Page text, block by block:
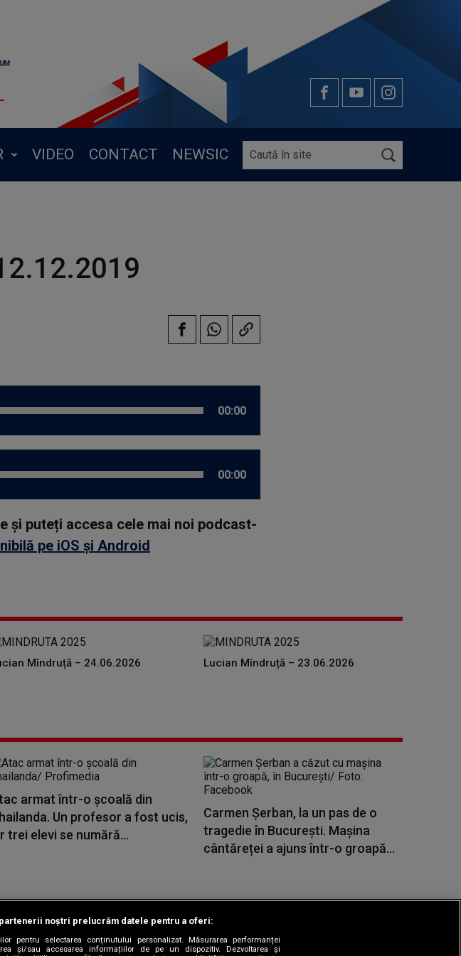
VIDEO CONTACT NEWSIC
00:00
00:00
și puteți accesa cele mai noi podcast-
pe iOS și Android
Mîndruță – 24.06.2026 Lucian Mîndruță – 23.06.2026
armat într-o școală din
Un profesor a fost ucis,
trei elevi se numără...
Carmen Șerban, la un pas de o
tragedie în București. Mașina
cântăreței a ajuns într-o groapă...
ROMANIA S.A.
|Contact/Info| Codul etic|Sitemap
noștri prelucrăm datele pentru a oferi:
pentru selectarea conținutului personalizat. Măsurarea performanței
și/sau accesarea informațiilor de pe un dispozitiv. Dezvoltarea și